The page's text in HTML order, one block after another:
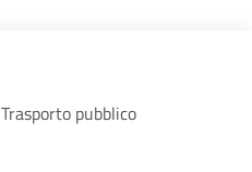
Trasporto pubblico